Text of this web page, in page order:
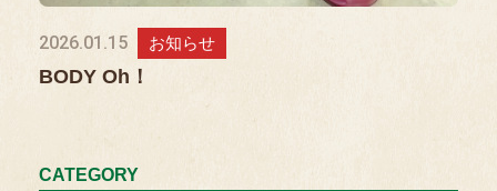
2026.01.15 お知らせ
BODY Oh！
CATEGORY